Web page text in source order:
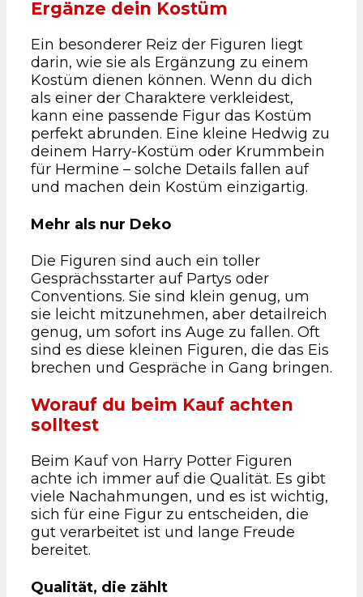
Ergänze dein Kostüm
Ein besonderer Reiz der Figuren liegt
darin, wie sie als Ergänzung zu einem
Kostüm dienen können. Wenn du dich
als einer der Charaktere verkleidest,
kann eine passende Figur das Kostüm
perfekt abrunden. Eine kleine Hedwig zu
deinem Harry-Kostüm oder Krummbein
für Hermine – solche Details fallen auf
und machen dein Kostüm einzigartig.
Mehr als nur Deko
Die Figuren sind auch ein toller
Gesprächsstarter auf Partys oder
Conventions. Sie sind klein genug, um
sie leicht mitzunehmen, aber detailreich
genug, um sofort ins Auge zu fallen. Oft
sind es diese kleinen Figuren, die das Eis
brechen und Gespräche in Gang bringen.
Worauf du beim Kauf achten
solltest
Beim Kauf von Harry Potter Figuren
achte ich immer auf die Qualität. Es gibt
viele Nachahmungen, und es ist wichtig,
sich für eine Figur zu entscheiden, die
gut verarbeitet ist und lange Freude
bereitet.
Qualität, die zählt